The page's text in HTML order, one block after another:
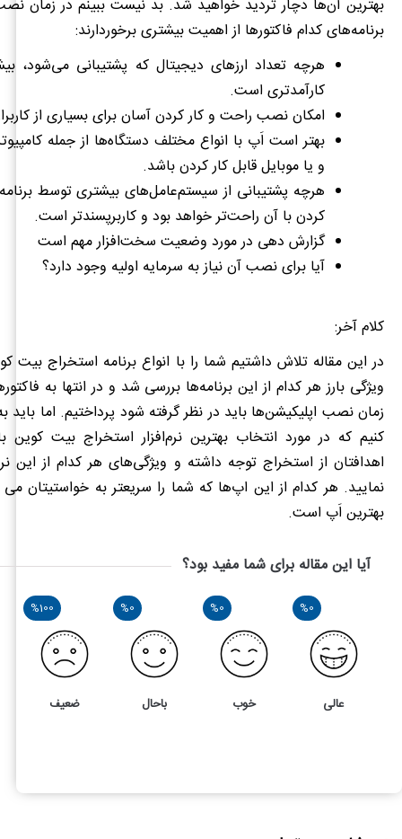
بهترین آن‌ها دچار تردید خواهید شد. بد نیست ببینم در زمان
برنامه‌های کدام فاکتورها از اهمیت بیشتری برخوردارند:
هرچه تعداد ارزهای دیجیتال که پشتیبانی می‌شود،
کارآمدتری است.
امکان نصب راحت و کار کردن آسان برای بسیاری از
بهتر است اَپ با انواع مختلف دستگاه‌ها از جمله
و یا موبایل قابل کار کردن باشد.
هرچه پشتیبانی از سیستم‌عامل‌های بیشتری توسط
کردن با آن راحت‌تر خواهد بود و کاربرپسندتر است.
گزارش دهی در مورد وضعیت سخت‌افزار مهم است
آیا برای نصب آن نیاز به سرمایه اولیه وجود دارد؟
کلام آخر:
در این مقاله تلاش داشتیم شما را با انواع برنامه استخراج بیت
ویژگی بارز هر کدام از این برنامه‌ها بررسی شد و در انتها به
زمان نصب اپلیکیشن‌ها باید در نظر گرفته شود پرداختیم. اما باید
کنیم که در مورد انتخاب بهترین نرم‌افزار استخراج بیت کوین
اهدافتان از استخراج توجه داشته و ویژگی‌های هر کدام از این
نمایید. هر کدام از این اپ‌ها که شما را سریعتر به خواستیتان
بهترین اَپ است.
آیا این مقاله برای شما مفید بود؟
%0
عالی
%0
خوب
%0
باحال
%100
ضعیف